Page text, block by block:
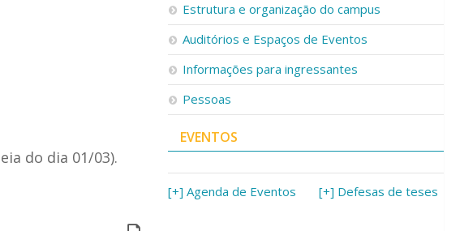
do dia 01/03).
Estrutura e organização do campus
Auditórios e Espaços de Eventos
Informações para ingressantes
Pessoas
EVENTOS
[+] Agenda de Eventos [+] Defesas de teses